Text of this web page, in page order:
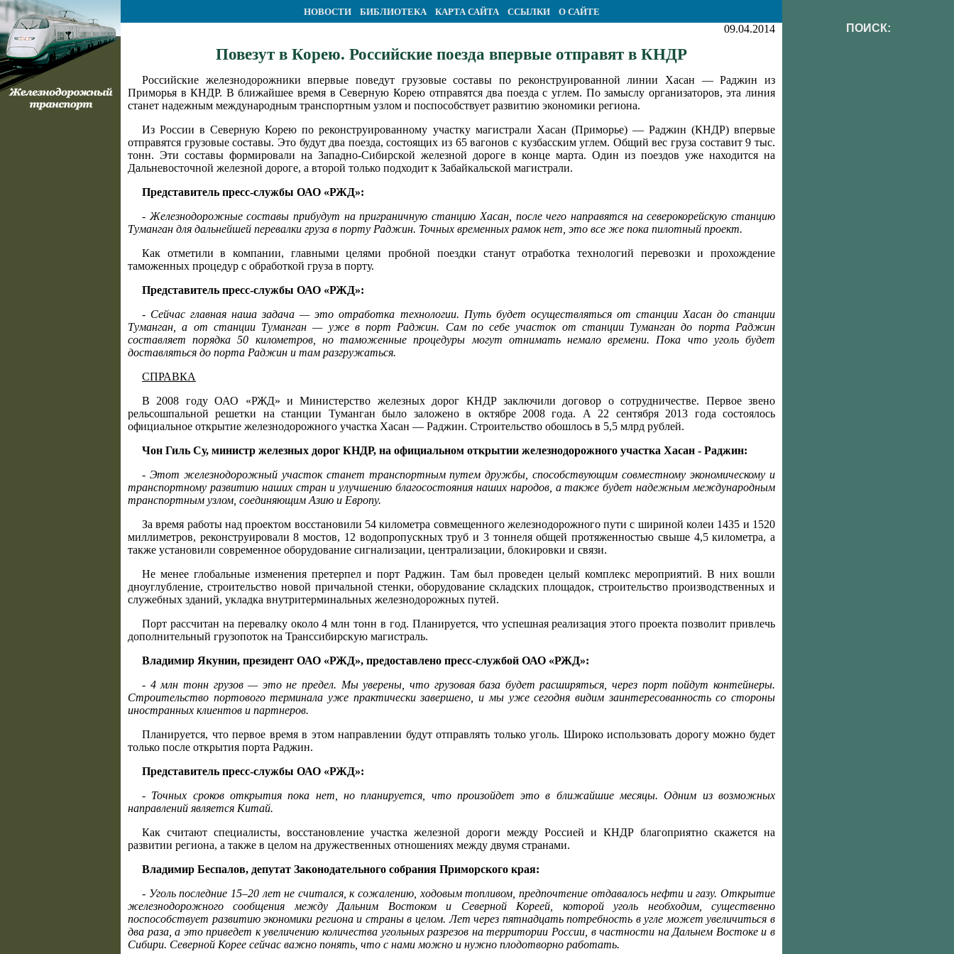
НОВОСТИ БИБЛИОТЕКА КАРТА САЙТА ССЫЛКИ О САЙТЕ
09.04.2014
Повезут в Корею. Российские поезда впервые отправят в КНДР
Российские железнодорожники впервые поведут грузовые составы по реконструированной линии Хасан — Раджин из
Приморья в КНДР. В ближайшее время в Северную Корею отправятся два поезда с углем. По замыслу организаторов, эта линия
станет надежным международным транспортным узлом и поспособствует развитию экономики региона.
Из России в Северную Корею по реконструированному участку магистрали Хасан (Приморье) — Раджин (КНДР) впервые
отправятся грузовые составы. Это будут два поезда, состоящих из 65 вагонов с кузбасским углем. Общий вес груза составит 9 тыс.
тонн. Эти составы формировали на Западно-Сибирской железной дороге в конце марта. Один из поездов уже находится на
Дальневосточной железной дороге, а второй только подходит к Забайкальской магистрали.
Представитель пресс-службы ОАО «РЖД»:
- Железнодорожные составы прибудут на приграничную станцию Хасан, после чего направятся на северокорейскую станцию
Туманган для дальнейшей перевалки груза в порту Раджин. Точных временных рамок нет, это все же пока пилотный проект.
Как отметили в компании, главными целями пробной поездки станут отработка технологий перевозки и прохождение
таможенных процедур с обработкой груза в порту.
Представитель пресс-службы ОАО «РЖД»:
- Сейчас главная наша задача — это отработка технологии. Путь будет осуществляться от станции Хасан до станции
Туманган, а от станции Туманган — уже в порт Раджин. Сам по себе участок от станции Туманган до порта Раджин
составляет порядка 50 километров, но таможенные процедуры могут отнимать немало времени. Пока что уголь будет
доставляться до порта Раджин и там разгружаться.
СПРАВКА
В 2008 году ОАО «РЖД» и Министерство железных дорог КНДР заключили договор о сотрудничестве. Первое звено
рельсошпальной решетки на станции Туманган было заложено в октябре 2008 года. А 22 сентября 2013 года состоялось
официальное открытие железнодорожного участка Хасан — Раджин. Строительство обошлось в 5,5 млрд рублей.
Чон Гиль Су, министр железных дорог КНДР, на официальном открытии железнодорожного участка Хасан - Раджин:
- Этот железнодорожный участок станет транспортным путем дружбы, способствующим совместному экономическому и
транспортному развитию наших стран и улучшению благосостояния наших народов, а также будет надежным международным
транспортным узлом, соединяющим Азию и Европу.
За время работы над проектом восстановили 54 километра совмещенного железнодорожного пути с шириной колеи 1435 и 1520
миллиметров, реконструировали 8 мостов, 12 водопропускных труб и 3 тоннеля общей протяженностью свыше 4,5 километра, а
также установили современное оборудование сигнализации, централизации, блокировки и связи.
Не менее глобальные изменения претерпел и порт Раджин. Там был проведен целый комплекс мероприятий. В них вошли
дноуглубление, строительство новой причальной стенки, оборудование складских площадок, строительство производственных и
служебных зданий, укладка внутритерминальных железнодорожных путей.
Порт рассчитан на перевалку около 4 млн тонн в год. Планируется, что успешная реализация этого проекта позволит привлечь
дополнительный грузопоток на Транссибирскую магистраль.
Владимир Якунин, президент ОАО «РЖД», предоставлено пресс-службой ОАО «РЖД»:
- 4 млн тонн грузов — это не предел. Мы уверены, что грузовая база будет расширяться, через порт пойдут контейнеры.
Строительство портового терминала уже практически завершено, и мы уже сегодня видим заинтересованность со стороны
иностранных клиентов и партнеров.
Планируется, что первое время в этом направлении будут отправлять только уголь. Широко использовать дорогу можно будет
только после открытия порта Раджин.
Представитель пресс-службы ОАО «РЖД»:
- Точных сроков открытия пока нет, но планируется, что произойдет это в ближайшие месяцы. Одним из возможных
направлений является Китай.
Как считают специалисты, восстановление участка железной дороги между Россией и КНДР благоприятно скажется на
развитии региона, а также в целом на дружественных отношениях между двумя странами.
Владимир Беспалов, депутат Законодательного собрания Приморского края:
- Уголь последние 15–20 лет не считался, к сожалению, ходовым топливом, предпочтение отдавалось нефти и газу. Открытие
железнодорожного сообщения между Дальним Востоком и Северной Кореей, которой уголь необходим, существенно
поспособствует развитию экономики региона и страны в целом. Лет через пятнадцать потребность в угле может увеличиться в
два раза, а это приведет к увеличению количества угольных разрезов на территории России, в частности на Дальнем Востоке и в
Сибири. Северной Корее сейчас важно понять, что с нами можно и нужно плодотворно работать.
ПОИСК: